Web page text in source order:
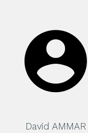
David AMMAR